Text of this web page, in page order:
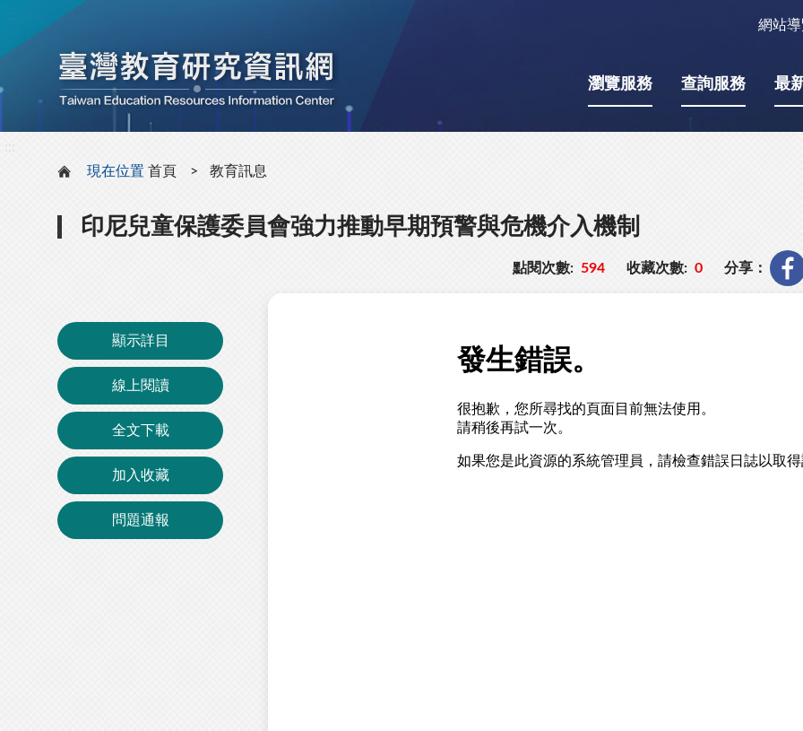
網站
瀏覽服務 查詢服務 最
現在位置 首頁 教育訊息
印尼兒童保護委員會強力推動早期預警與危機介入機制
點閱次數: 594 收藏次數: 0 分享：
顯示詳目
線上閱讀
全文下載
加入收藏
問題通報